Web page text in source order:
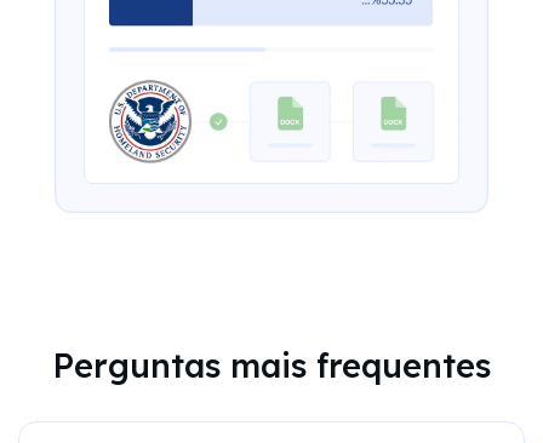
Perguntas mais frequentes